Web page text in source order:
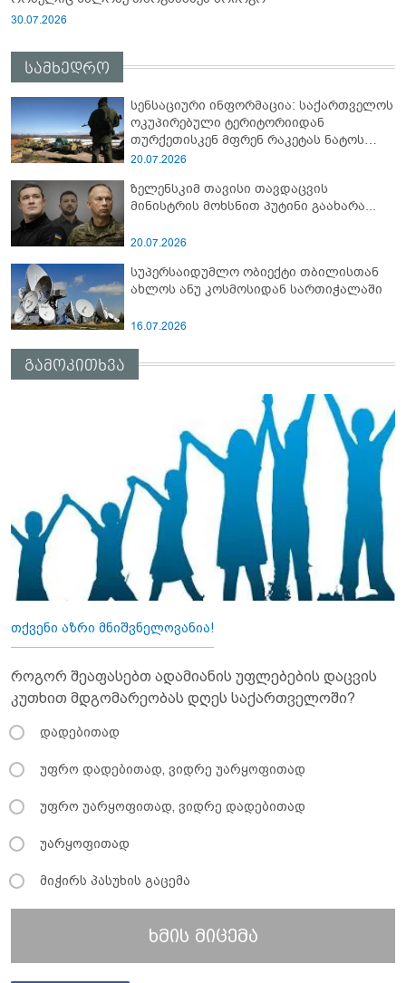
30.07.2026
სამხედრო
სენსაციური ინფორმაცია: საქართველოს
ოკუპირებული ტერიტორიიდან
თურქეთისკენ მფრენ რაკეტას ნატოს
სამიტი კინაღამ ჩაუშლია
20.07.2026
ზელენსკიმ თავისი თავდაცვის
მინისტრის მოხსნით პუტინი გაახარა...
20.07.2026
სუპერსაიდუმლო ობიექტი თბილისთან
ახლოს ანუ კოსმოსიდან სართიჭალაში
16.07.2026
გამოკითხვა
თქვენი აზრი მნიშვნელოვანია!
როგორ შეაფასებთ ადამიანის უფლებების დაცვის
კუთხით მდგომარეობას დღეს საქართველოში?
დადებითად
უფრო დადებითად, ვიდრე უარყოფითად
უფრო უარყოფითად, ვიდრე დადებითად
უარყოფითად
მიჭირს პასუხის გაცემა
ხმის მიცემა